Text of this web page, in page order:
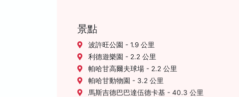
景點
波許旺公園 - 1.9 公里
利德遊樂園 - 2.2 公里
帕哈甘高爾夫球場 - 2.2 公里
帕哈甘動物園 - 3.2 公里
馬斯吉德巴巴達伍德卡基 - 40.3 公里